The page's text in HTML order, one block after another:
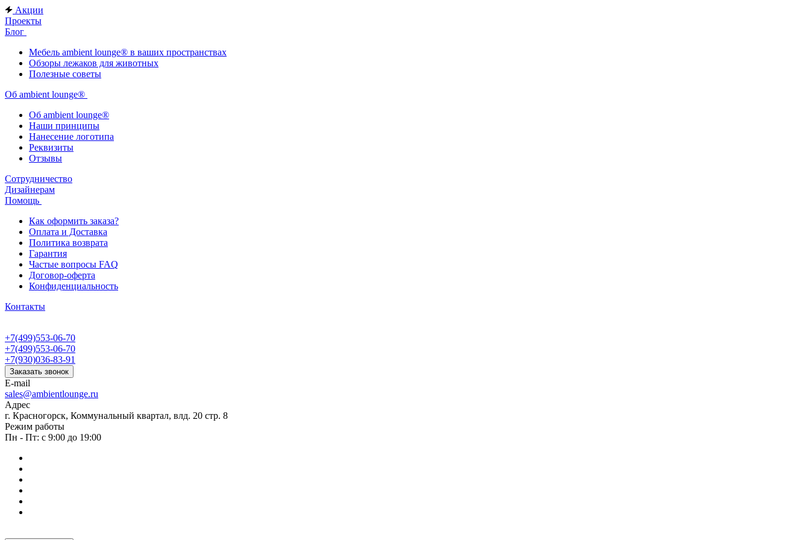
Акции
Проекты
Блог
Мебель ambient lounge® в ваших пространствах
Обзоры лежаков для животных
Полезные советы
Об ambient lounge®
Oб ambient lounge®
Наши принципы
Нанесение логотипа
Реквизиты
Отзывы
Сотрудничество
Дизайнерам
Помощь
Как оформить заказа?
Оплата и Доставка
Политика возврата
Гарантия
Частые вопросы FAQ
Договор-оферта
Конфиденциальность
Контакты
+7(499)553-06-70
+7(499)553-06-70
+7(930)036-83-91
Заказать звонок
E-mail
sales@ambientlounge.ru
Адрес
г. Красногорск, Коммунальный квартал, влд. 20 стр. 8
Режим работы
Пн - Пт: с 9:00 до 19:00